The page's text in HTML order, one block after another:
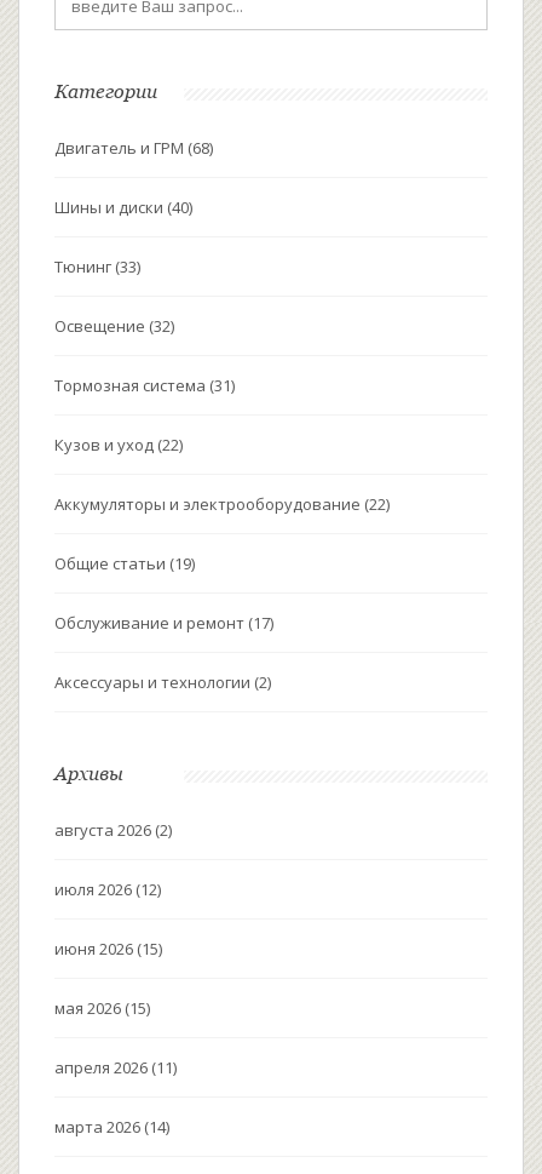
Категории
Двигатель и ГРМ (68)
Шины и диски (40)
Тюнинг (33)
Освещение (32)
Тормозная система (31)
Кузов и уход (22)
Аккумуляторы и электрооборудование (22)
Общие статьи (19)
Обслуживание и ремонт (17)
Аксессуары и технологии (2)
Архивы
августа 2026 (2)
июля 2026 (12)
июня 2026 (15)
мая 2026 (15)
апреля 2026 (11)
марта 2026 (14)